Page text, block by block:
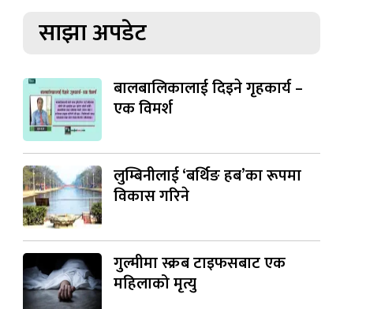
साझा अपडेट
बालबालिकालाई दिइने गृहकार्य –
एक विमर्श
लुम्बिनीलाई ‘बर्थिङ हब’का रूपमा
विकास गरिने
गुल्मीमा स्क्रब टाइफसबाट एक
महिलाको मृत्यु